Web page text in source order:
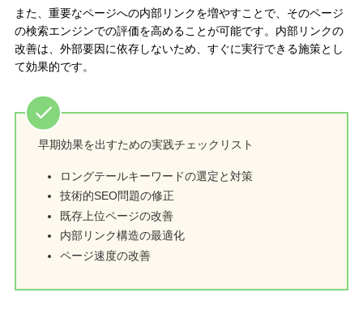
また、重要なページへの内部リンクを増やすことで、そのページ
の検索エンジンでの評価を高めることが可能です。内部リンクの
改善は、外部要因に依存しないため、すぐに実行できる施策とし
て効果的です。
早期効果を出すための実践チェックリスト
ロングテールキーワードの選定と対策
技術的SEO問題の修正
既存上位ページの改善
内部リンク構造の最適化
ページ速度の改善